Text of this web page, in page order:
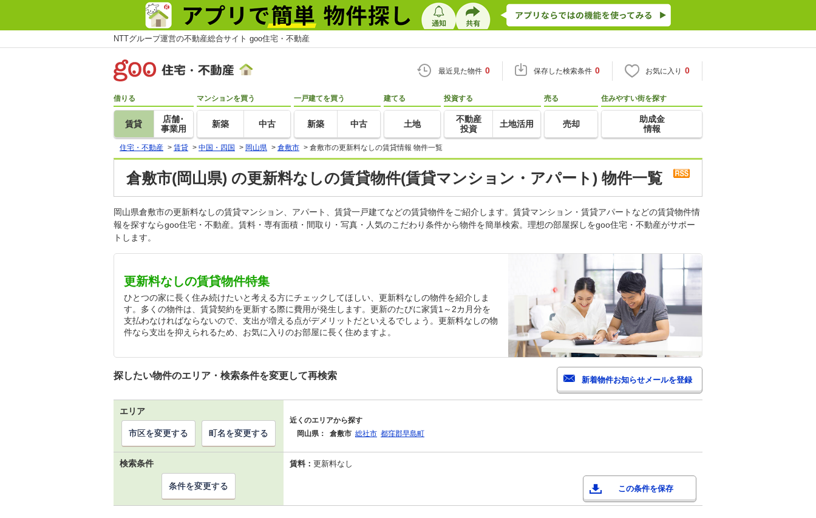
NTTグループ運営の不動産総合サイト goo住宅・不動産
最近見た物件 0 保存した検索条件 0 お気に入り 0
借りる
賃貸
店舗･
事業用
マンションを買う
新築 中古
一戸建てを買う
新築 中古
建てる
土地
投資する
不動産
投資
土地活用
売る
売却
住みやすい街を探す
助成金
情報
住宅・不動産 > 賃貸 > 中国・四国 > 岡山県 > 倉敷市 > 倉敷市の更新料なしの賃貸情報 物件一覧
倉敷市(岡山県) の更新料なしの賃貸物件(賃貸マンション・アパート) 物件一覧
岡山県倉敷市の更新料なしの賃貸マンション、アパート、賃貸一戸建てなどの賃貸物件をご紹介します。賃貸マンション・賃貸アパートなどの賃貸物件情
報を探すならgoo住宅・不動産。賃料・専有面積・間取り・写真・人気のこだわり条件から物件を簡単検索。理想の部屋探しをgoo住宅・不動産がサポー
トします。
更新料なしの賃貸物件特集
ひとつの家に長く住み続けたいと考える方にチェックしてほしい、更新料なしの物件を紹介しま
す。多くの物件は、賃貸契約を更新する際に費用が発生します。更新のたびに家賃1～2カ月分を
支払わなければならないので、支出が増える点がデメリットだといえるでしょう。更新料なしの物
件なら支出を抑えられるため、お気に入りのお部屋に長く住めますよ。
探したい物件のエリア・検索条件を変更して再検索
エリア
近くのエリアから探す
岡山県：
倉敷市 総社市 都窪郡早島町
市区を変更する 町名を変更する
検索条件 賃料： 更新料なし
この条件を保存
条件を変更する